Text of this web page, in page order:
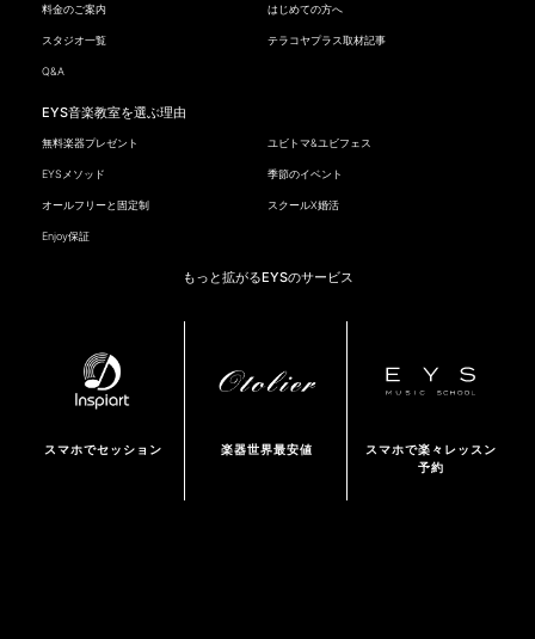
料金のご案内 はじめての方へ
スタジオ一覧 テラコヤプラス取材記事
Q&A
EYS音楽教室を選ぶ理由
無料楽器プレゼント ユビトマ&ユビフェス
EYSメソッド 季節のイベント
オールフリーと固定制 スクールX婚活
Enjoy保証
もっと拡がるEYSのサービス
スマホでセッション 楽器世界最安値
スマホで楽々レッスン
予約